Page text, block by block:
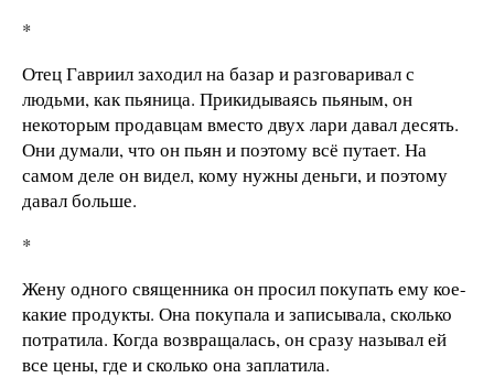
*
Отец Гавриил заходил на базар и разговаривал с
людьми, как пьяница. Прикидываясь пьяным, он
некоторым продавцам вместо двух лари давал десять.
Они думали, что он пьян и поэтому всё путает. На
самом деле он видел, кому нужны деньги, и поэтому
давал больше.
*
Жену одного священника он просил покупать ему кое-
какие продукты. Она покупала и записывала, сколько
потратила. Когда возвращалась, он сразу называл ей
все цены, где и сколько она заплатила.